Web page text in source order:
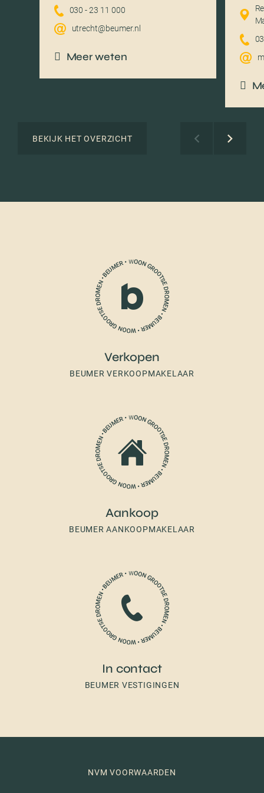
030 - 23 11 000
utrecht@beumer.nl
Meer weten
BEKIJK HET OVERZICHT
Verkopen
BEUMER VERKOOPMAKELAAR
Aankoop
BEUMER AANKOOPMAKELAAR
In contact
BEUMER VESTIGINGEN
NVM VOORWAARDEN